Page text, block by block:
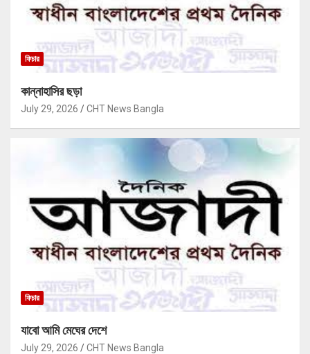
ফিচার
কান্নাহাসির ছড়া
July 29, 2026 CHT News Bangla
ফিচার
যাবো আমি মেঘের দেশে
July 29, 2026 CHT News Bangla